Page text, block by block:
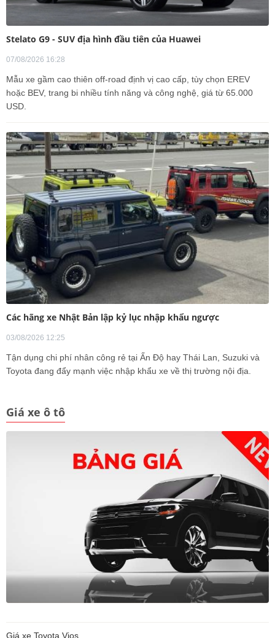
Stelato G9 - SUV địa hình đầu tiên của Huawei
07/08/2026 16:28
Mẫu xe gầm cao thiên off-road định vị cao cấp, tùy chọn EREV
hoặc BEV, trang bi nhiều tính năng và công nghệ, giá từ 65.000
USD.
Các hãng xe Nhật Bản lập kỷ lục nhập khẩu ngược
03/08/2026 12:25
Tận dụng chi phí nhân công rẻ tại Ấn Độ hay Thái Lan, Suzuki và
Toyota đang đẩy mạnh việc nhập khẩu xe về thị trường nội địa.
Giá xe ô tô
Giá xe Toyota Vios